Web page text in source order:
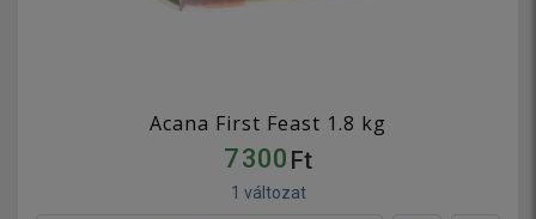
Acana First Feast 1.8 kg
7 300 Ft
1 változat